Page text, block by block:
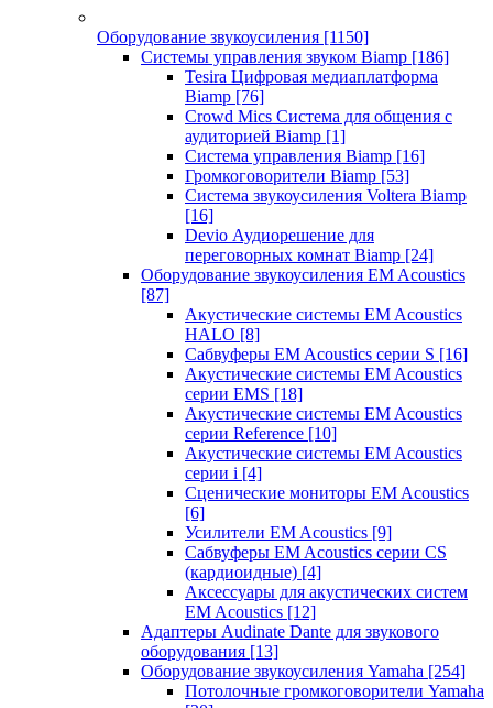
Оборудование звукоусиления [1150]
Системы управления звуком Biamp [186]
Tesira Цифровая медиаплатформа
Biamp [76]
Crowd Mics Система для общения с
аудиторией Biamp [1]
Система управления Biamp [16]
Громкоговорители Biamp [53]
Система звукоусиления Voltera Biamp
[16]
Devio Аудиорешение для
переговорных комнат Biamp [24]
Оборудование звукоусиления EM Acoustics
[87]
Акустические системы EM Acoustics
HALO [8]
Сабвуферы EM Acoustics серии S [16]
Акустические системы EM Acoustics
серии EMS [18]
Акустические системы EM Acoustics
серии Reference [10]
Акустические системы EM Acoustics
серии i [4]
Сценические мониторы EM Acoustics
[6]
Усилители EM Acoustics [9]
Сабвуферы EM Acoustics серии CS
(кардиоидные) [4]
Аксессуары для акустических систем
EM Acoustics [12]
Адаптеры Audinate Dante для звукового
оборудования [13]
Оборудование звукоусиления Yamaha [254]
Потолочные громкоговорители Yamaha